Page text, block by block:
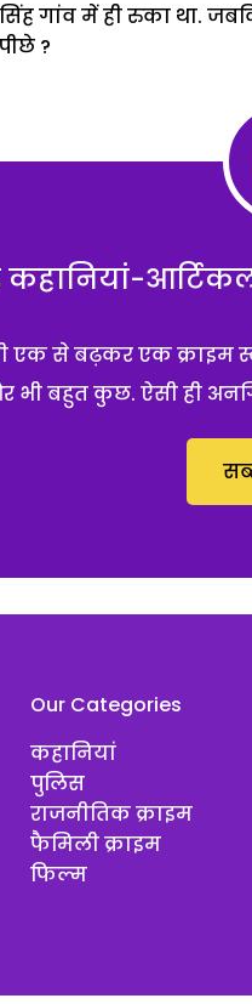
गांव में ही रुका था.
?
से बढ़कर एक क्राइम
और भी बहुत कुछ. ऐसी ही
Our Categories
कहानियां
पुलिस
राजनीतिक क्राइम
फैमिली क्राइम
फिल्म